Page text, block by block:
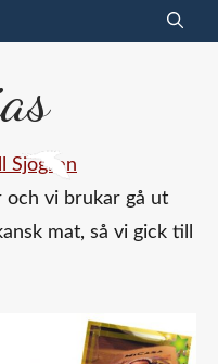
Sjögren
och vi brukar gå ut
mat, så vi gick till